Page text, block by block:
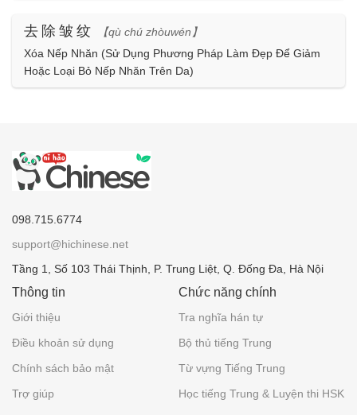
去除皱纹
【qù chú zhòuwén】
Xóa Nếp Nhăn (Sử Dụng Phương Pháp Làm Đẹp Để Giảm
Hoặc Loại Bỏ Nếp Nhăn Trên Da)
098.715.6774
support@hichinese.net
Tầng 1, Số 103 Thái Thịnh, P. Trung Liệt, Q. Đống Đa, Hà Nội
Thông tin
Giới thiệu
Điều khoản sử dụng
Chính sách bảo mật
Trợ giúp
Chức năng chính
Tra nghĩa hán tự
Bộ thủ tiếng Trung
Từ vựng Tiếng Trung
Học tiếng Trung & Luyện thi HSK